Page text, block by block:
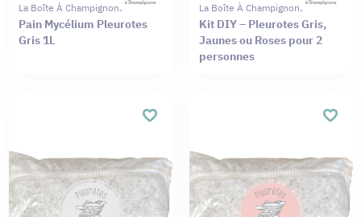
La Boîte À Champignons
Pain Mycélium Pleurotes
Gris 1L
La Boîte À Champignons
Kit DIY – Pleurotes Gris,
Jaunes ou Roses pour 2
personnes